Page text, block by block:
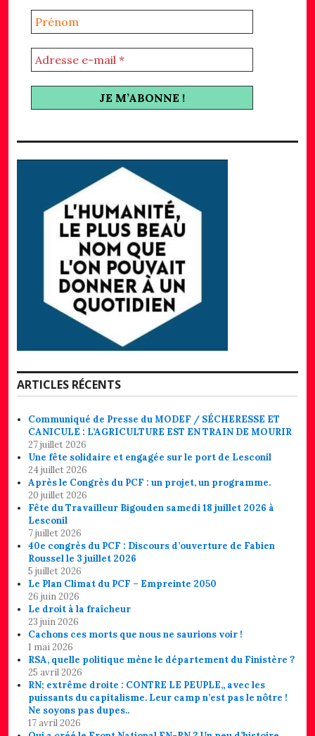
ARTICLES RÉCENTS
Communiqué de Presse du MODEF / SÉCHERESSE ET
CANICULE : L’AGRICULTURE EST EN TRAIN DE MOURIR
27 juillet 2026
Une fête solidaire et engagée sur le port de Lesconil
24 juillet 2026
Après le Congrès du PCF : un projet, un programme.
20 juillet 2026
Fête du Travailleur Bigouden samedi 18 juillet 2026 à
Lesconil
7 juillet 2026
40e congrès du PCF : Discours d’ouverture de Fabien
Roussel le 3 juillet 2026
5 juillet 2026
Le Plan Climat du PCF – Empreinte 2050
26 juin 2026
Le droit à la fraîcheur
23 juin 2026
Cachons ces morts que nous ne saurions voir !
1 mai 2026
RSA, quelle politique mène le département du Finistère ?
25 avril 2026
RN; extrême droite : CONTRE LE PEUPLE,, avec les
puissants du capitalisme. Leur camp n’est pas le nôtre !
Ne soyons pas dupes..
17 avril 2026